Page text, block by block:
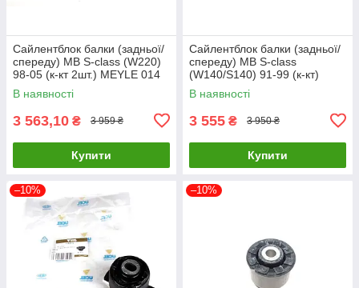
Сайлентблок балки (задньої/
спереду) MB S-class (W220)
98-05 (к-кт 2шт.) MEYLE 014
710 0001 UA61
В наявності
3 563,10 ₴ 3 959 ₴
Купити
Сайлентблок балки (задньої/
спереду) MB S-class
(W140/S140) 91-99 (к-кт)
MEYLE 014 035 0061 UA61
В наявності
3 555 ₴ 3 950 ₴
Купити
–10% –10%